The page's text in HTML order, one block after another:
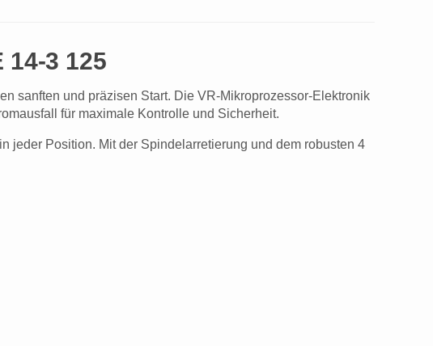
3 125
sanften und präzisen Start. Die VR-Mikroprozessor-Elektronik
für maximale Kontrolle und Sicherheit.
jeder Position. Mit der Spindelarretierung und dem robusten 4